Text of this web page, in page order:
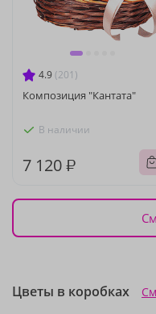
4.9 (201)
Композиция "Кантата"
В наличии
7 120 ₽
Цветы в коробках